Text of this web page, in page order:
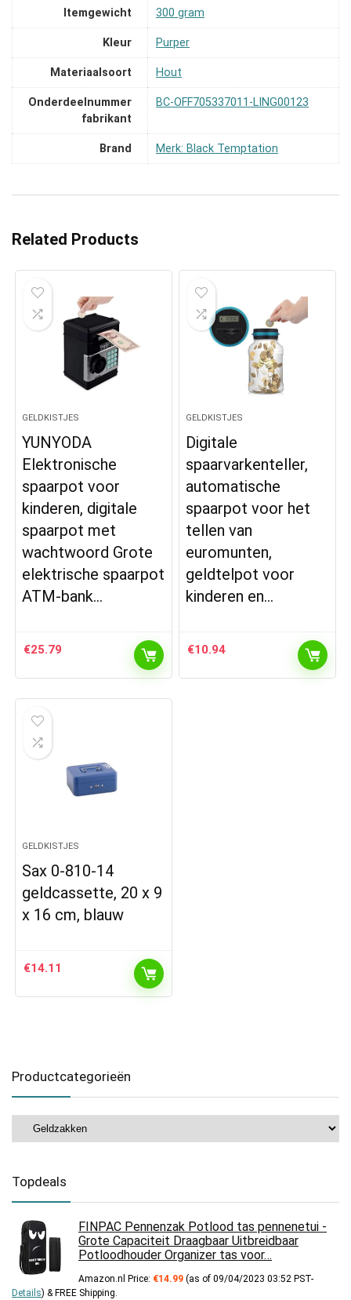
Itemgewicht ‎300 gram
Kleur ‎Purper
Materiaalsoort ‎Hout
Onderdeelnummer
fabrikant
‎BC-OFF705337011-LING00123
Brand Merk: Black Temptation
Related Products
GELDKISTJES
YUNYODA
Elektronische
spaarpot voor
kinderen, digitale
spaarpot met
wachtwoord Grote
elektrische spaarpot
ATM-bank…
€25.79
GELDKISTJES
Digitale
spaarvarkenteller,
automatische
spaarpot voor het
tellen van
euromunten,
geldtelpot voor
kinderen en…
€10.94
GELDKISTJES
Sax 0-810-14
geldcassette, 20 x 9
x 16 cm, blauw
€14.11
Productcategorieën
Topdeals
FINPAC Pennenzak Potlood tas pennenetui -
Grote Capaciteit Draagbaar Uitbreidbaar
Potloodhouder Organizer tas voor…
Amazon.nl Price: €14.99 (as of 09/04/2023 03:52 PST-
Details) & FREE Shipping.